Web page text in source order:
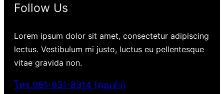
Follow Us
Lorem ipsum dolor sit amet, consectetur adipiscing
lectus. Vestibulum mi justo, luctus eu pellentesque
vitae gravida non.
โทร.081-931-8314 (คุณจ๋า)